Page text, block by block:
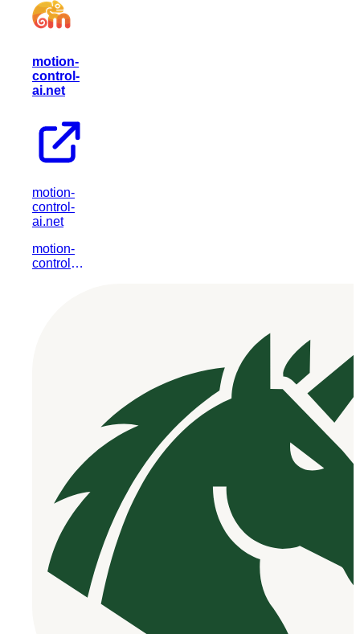
motion-
control-
ai.net
motion-
control-
ai.net
motion-
control-